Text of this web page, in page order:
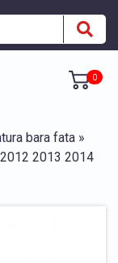
0
bara fata »
2013 2014